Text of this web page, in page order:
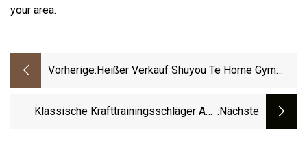
your area.
Vorherige:Heißer Verkauf Shuyou Te Home Gym
Core Übung Bett Pilates Reformer
Klassische Krafttrainingsschläger Aus :nächste